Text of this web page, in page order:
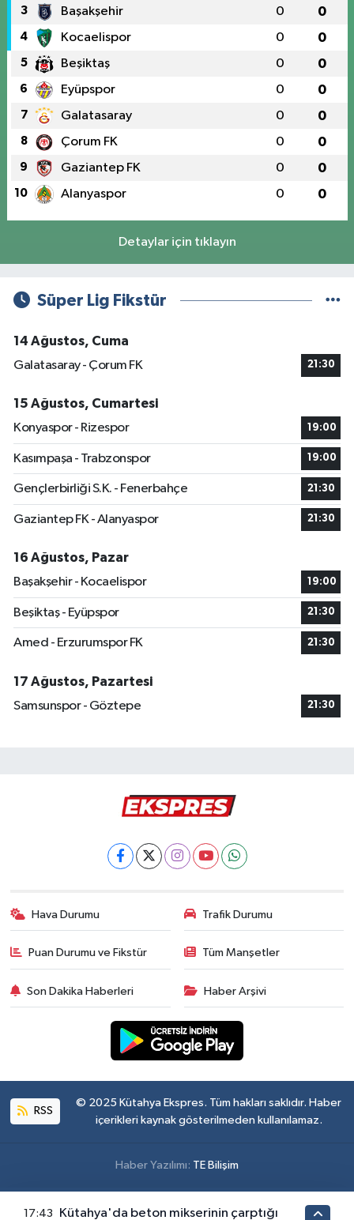
3 Başakşehir 0 0
4 Kocaelispor 0 0
5 Beşiktaş 0 0
6 Eyüpspor 0 0
7 Galatasaray 0 0
8 Çorum FK 0 0
9 Gaziantep FK 0 0
10 Alanyaspor 0 0
Detaylar için tıklayın
Süper Lig Fikstür
14 Ağustos, Cuma
Galatasaray - Çorum FK
21:30
15 Ağustos, Cumartesi
Konyaspor - Rizespor
19:00
Kasımpaşa - Trabzonspor 19:00
Gençlerbirliği S.K. - Fenerbahçe 21:30
Gaziantep FK - Alanyaspor 21:30
16 Ağustos, Pazar
Başakşehir - Kocaelispor
19:00
Beşiktaş - Eyüpspor 21:30
Amed - Erzurumspor FK 21:30
17 Ağustos, Pazartesi
Samsunspor - Göztepe
21:30
Hava Durumu Trafik Durumu
Puan Durumu ve Fikstür Tüm Manşetler
Son Dakika Haberleri Haber Arşivi
RSS
© 2025 Kütahya Ekspres. Tüm hakları saklıdır. Haber
içerikleri kaynak gösterilmeden kullanılamaz.
Haber Yazılımı: TE Bilişim
17:43 Kütahya'da beton mikserinin çarptığı